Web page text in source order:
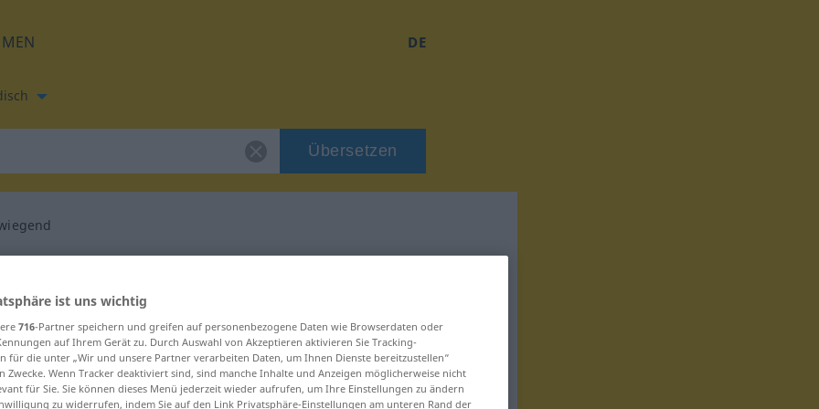
DE
Übersetzen
für "überwiegend"
ist uns wichtig
716-Partner speichern und greifen auf personenbezogene Daten wie Browserdaten oder
auf Ihrem Gerät zu. Durch Auswahl von Akzeptieren aktivieren Sie Tracking-
für die unter „Wir und unsere Partner verarbeiten Daten, um Ihnen Dienste bereitzustellen“
Zwecke. Wenn Tracker deaktiviert sind, sind manche Inhalte und Anzeigen möglicherweise nicht
für Sie. Sie können dieses Menü jederzeit wieder aufrufen, um Ihre Einstellungen zu ändern
zu widerrufen, indem Sie auf den Link Privatsphäre-Einstellungen am unteren Rand der